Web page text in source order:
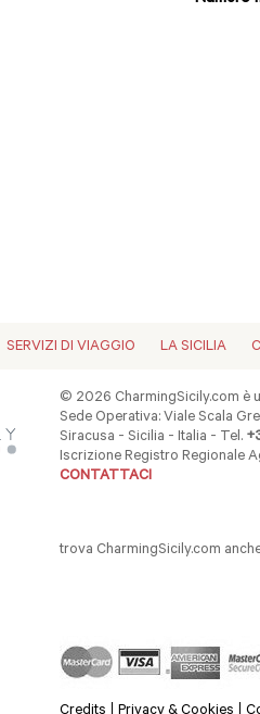
SERVIZI DI VIAGGIO LA SICILIA
© 2026 CharmingSicily.com è
Sede Operativa: Viale Scala
Siracusa - Sicilia - Italia - Tel.
Iscrizione Registro Regionale
CONTATTACI
trova CharmingSicily.com